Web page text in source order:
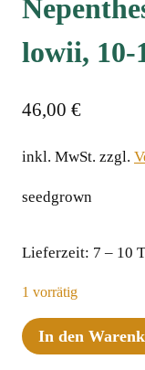
lowii, 10-
46,00 €
inkl. MwSt. zzgl.
seedgrown
Lieferzeit: 7 – 10
1 vorrätig
Nepenthes
glandulifera
In den